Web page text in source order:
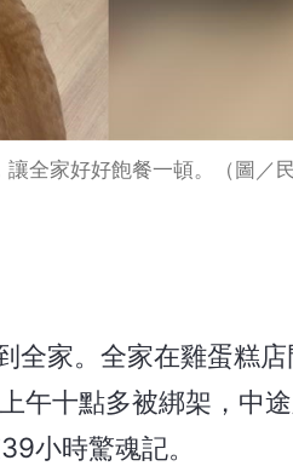
全家好好飽餐一頓。（圖／民
全家。全家在雞蛋糕
午十點多被綁架，中
小時驚魂記。